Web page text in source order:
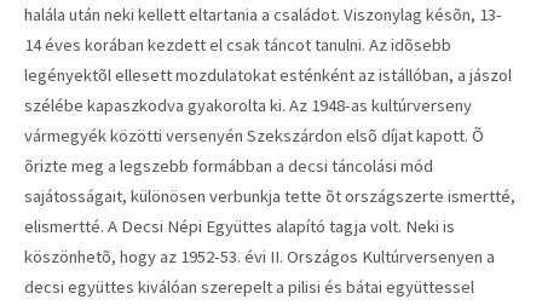
halála után neki kellett eltartania a családot. Viszonylag késõn, 13-
14 éves korában kezdett el csak táncot tanulni. Az idõsebb
legényektõl ellesett mozdulatokat esténként az istállóban, a jászol
szélébe kapaszkodva gyakorolta ki. Az 1948-as kultúrverseny
vármegyék közötti versenyén Szekszárdon elsõ díjat kapott. Õ
õrizte meg a legszebb formábban a decsi táncolási mód
sajátosságait, különösen verbunkja tette õt országszerte ismertté,
elismertté. A Decsi Népi Együttes alapító tagja volt. Neki is
köszönhetõ, hogy az 1952-53. évi II. Országos Kultúrversenyen a
decsi együttes kiválóan szerepelt a pilisi és bátai együttessel